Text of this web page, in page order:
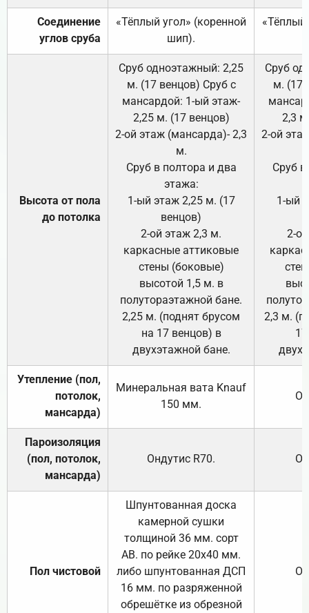
Соединение
углов сруба
«Тёплый угол» (коренной
шип).
«Тёплый
Высота от пола
до потолка
Сруб одноэтажный: 2,25
м. (17 венцов) Сруб с
мансардой: 1-ый этаж-
2,25 м. (17 венцов)
2-ой этаж (мансарда)- 2,3
м.
Сруб в полтора и два
этажа:
1-ый этаж 2,25 м. (17
венцов)
2-ой этаж 2,3 м.
каркасные аттиковые
стены (боковые)
высотой 1,5 м. в
полутораэтажной бане.
2,25 м. (поднят брусом
на 17 венцов) в
двухэтажной бане.
Сруб
м. (17
2,3
2-ой
Сруб
1-ый
2-
2,3 м.
Утепление (пол,
потолок,
мансарда)
Минеральная вата Knauf
150 мм.
Пароизоляция
(пол, потолок,
мансарда)
Ондутис R70.
Пол чистовой
Шпунтованная доска
камерной сушки
толщиной 36 мм. сорт
АВ. по рейке 20х40 мм.
либо шпунтованная ДСП
16 мм. по разряженной
обрешётке из обрезной